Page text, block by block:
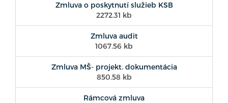
Zmluva o poskytnutí služieb KSB
2272.31 kb
Zmluva audit
1067.56 kb
Zmluva MŠ- projekt. dokumentácia
850.58 kb
Rámcová zmluva